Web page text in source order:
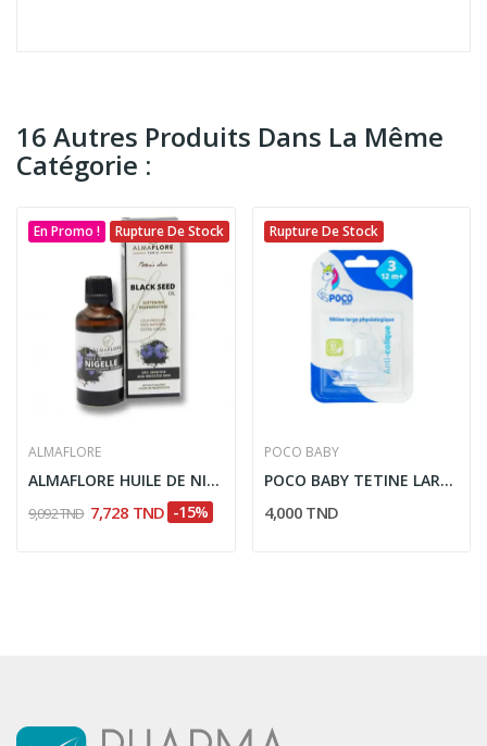
16 Autres Produits Dans La Même
Catégorie :
En Promo ! Rupture De Stock
ALMAFLORE
ALMAFLORE HUILE DE NIGELLE BIO 50ML
9,092 TND 7,728 TND -15%
Rupture De Stock
POCO BABY
POCO BABY TETINE LARGE PHYSIOLOGIQUE 3EME AGE
4,000 TND